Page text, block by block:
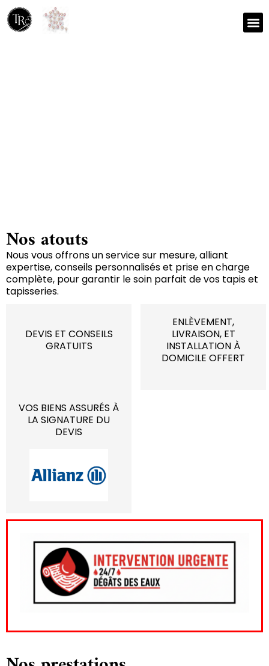
Nos atouts
Nous vous offrons un service sur mesure, alliant
expertise, conseils personnalisés et prise en charge
complète, pour garantir le soin parfait de vos tapis et
tapisseries.
DEVIS ET CONSEILS
GRATUITS
ENLÈVEMENT,
LIVRAISON, ET
INSTALLATION À
DOMICILE OFFERT
VOS BIENS ASSURÉS À
LA SIGNATURE DU
DEVIS